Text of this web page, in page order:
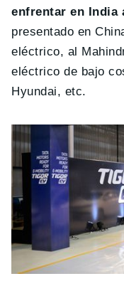
enfrentar en India
presentado en
eléctrico, al
eléctrico de bajo
Hyundai, etc.